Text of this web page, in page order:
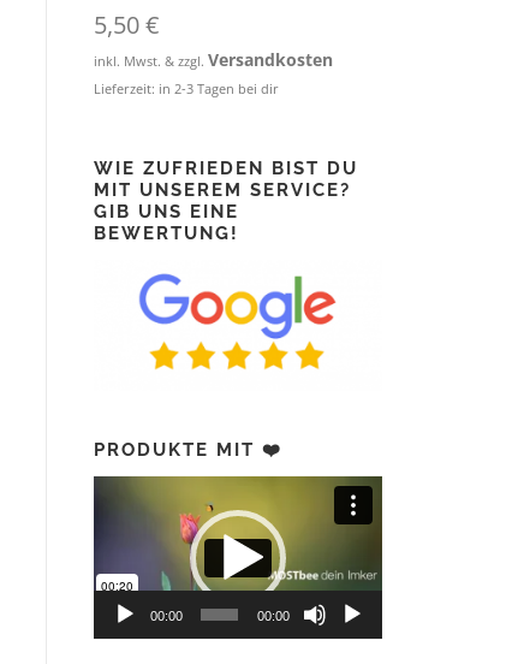
e
i
a
r
:
6
,
9
t
:
,
.
5,50€
inkl. Mwst. & zzgl. Versandkosten
Lieferzeit: in 2-3 Tagen bei dir
WIE ZUFRIEDEN BIST DU
MIT UNSEREM SERVICE?
GIB UNS EINE
BEWERTUNG!
PRODUKTE MIT ❤️
00:00 00:00